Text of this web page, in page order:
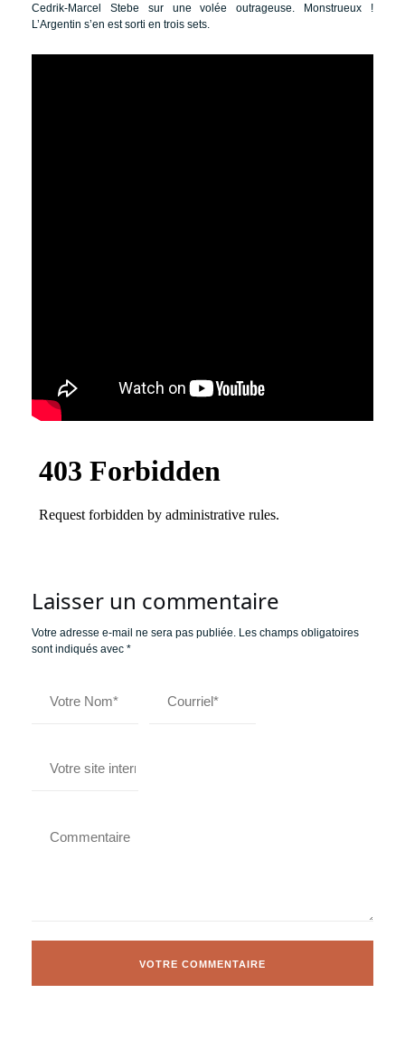
Cedrik-Marcel Stebe sur une volée outrageuse. Monstrueux !
L’Argentin s’en est sorti en trois sets.
Laisser un commentaire
Votre adresse e-mail ne sera pas publiée. Les champs obligatoires
sont indiqués avec *